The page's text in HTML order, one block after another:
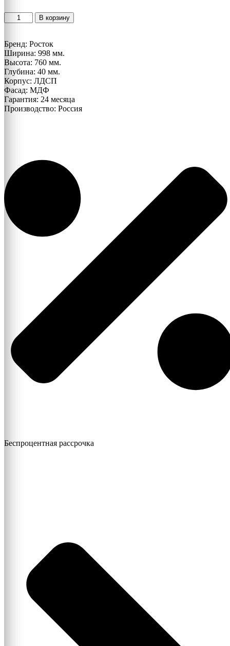
Количество
товара
Лиана-1
зеркало
В корзину
Бренд: Росток
Ширина: 998 мм.
Высота: 760 мм.
Глубина: 40 мм.
Корпус: ЛДСП
Фасад: МДФ
Гарантия: 24 месяца
Производство: Россия
Беспроцентная рассрочка